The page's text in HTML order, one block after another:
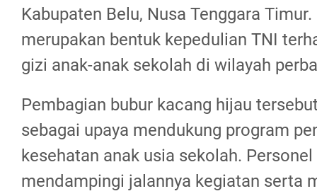
Kabupaten Belu, Nusa Tenggara
merupakan bentuk kepedulian TNI
gizi anak-anak sekolah di wilayah
Pembagian bubur kacang hijau
sebagai upaya mendukung program
kesehatan anak usia sekolah.
mendampingi jalannya kegiatan serta